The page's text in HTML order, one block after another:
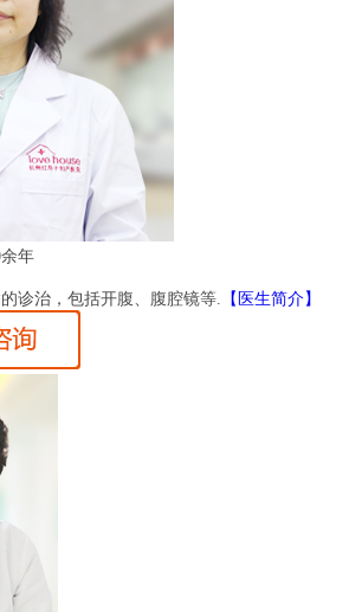
年
诊治，包括开腹、腹腔镜等. 【医生简介】